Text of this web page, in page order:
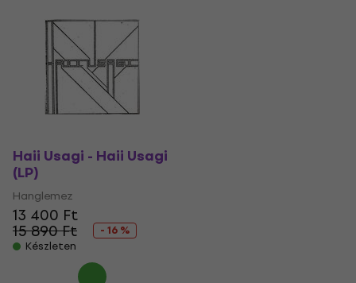
Haii Usagi - Haii Usagi
(LP)
Hanglemez
13 400 Ft
15 890 Ft
- 16 %
Készleten